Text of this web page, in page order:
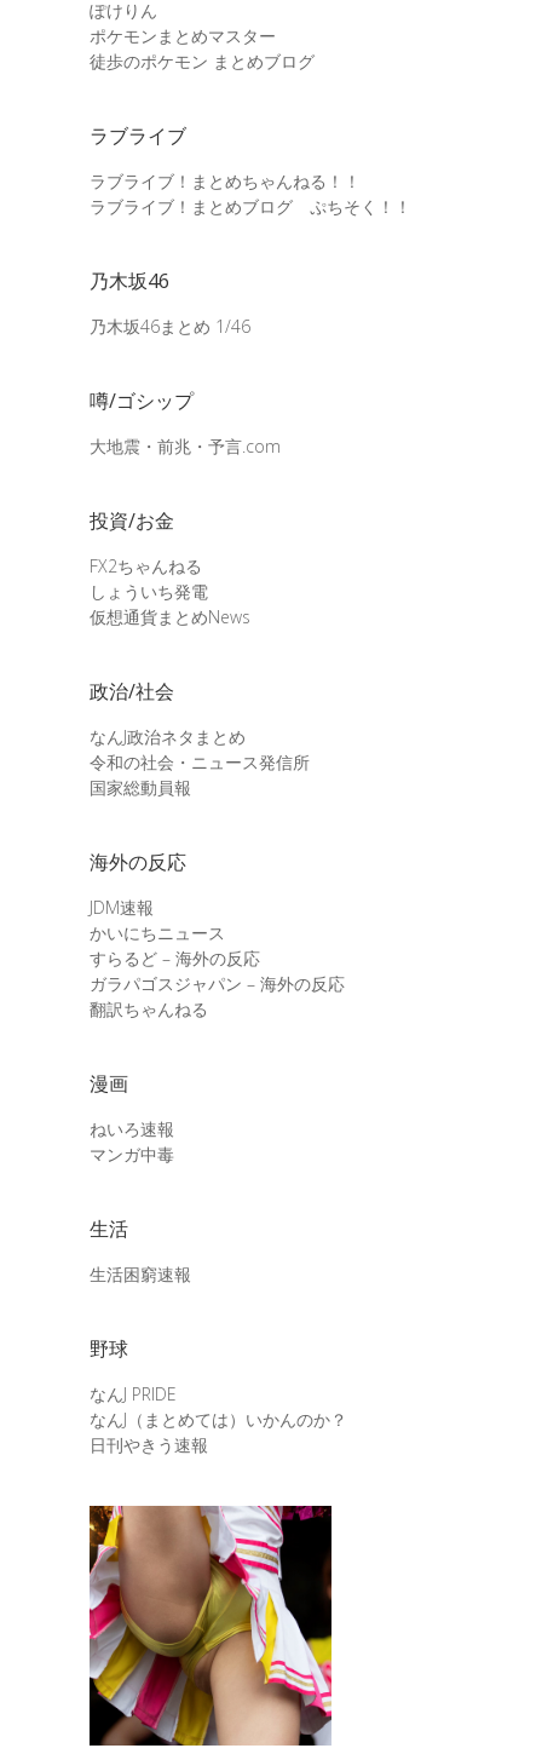
ぽけりん
ポケモンまとめマスター
徒歩のポケモン まとめブログ
ラブライブ
ラブライブ！まとめちゃんねる！！
ラブライブ！まとめブログ ぷちそく！！
乃木坂46
乃木坂46まとめ 1/46
噂/ゴシップ
大地震・前兆・予言.com
投資/お金
FX2ちゃんねる
しょういち発電
仮想通貨まとめNews
政治/社会
なんJ政治ネタまとめ
令和の社会・ニュース発信所
国家総動員報
海外の反応
JDM速報
かいにちニュース
すらるど – 海外の反応
ガラパゴスジャパン – 海外の反応
翻訳ちゃんねる
漫画
ねいろ速報
マンガ中毒
生活
生活困窮速報
野球
なんJ PRIDE
なんJ（まとめては）いかんのか？
日刊やきう速報